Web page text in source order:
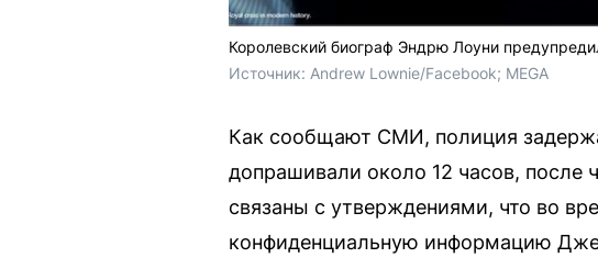
Королевский биограф Эндрю Лоуни
Источник: Andrew Lownie/Facebook; MEGA
Как сообщают СМИ, полиция
допрашивали около 12 часов, после
связаны с утверждениями, что во
конфиденциальную информацию